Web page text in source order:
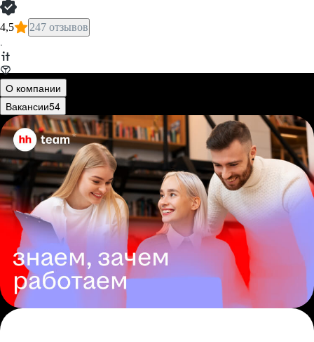
4,5 247 отзывов
·
О компании
Вакансии54